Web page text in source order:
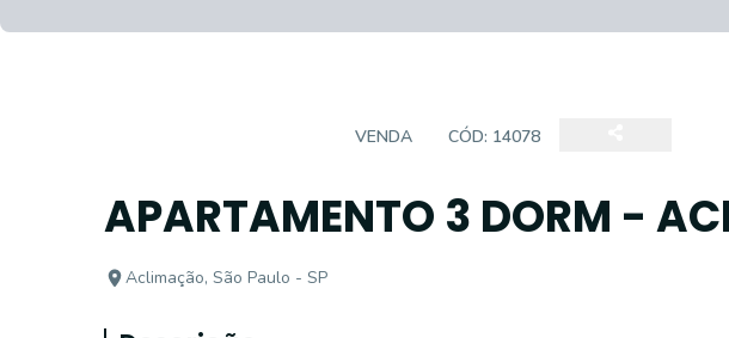
VENDA CÓD: 14078
APARTAMENTO 3 DORM -
Aclimação, São Paulo - SP